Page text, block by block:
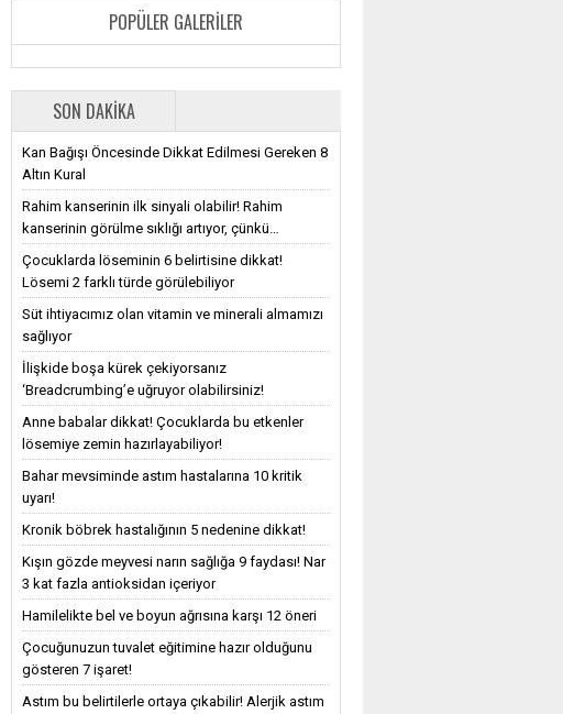
POPÜLER GALERILER
SON DAKIKA
Kan Bağışı Öncesinde Dikkat Edilmesi Gereken 8
Altın Kural
Rahim kanserinin ilk sinyali olabilir! Rahim
kanserinin görülme sıklığı artıyor, çünkü…
Çocuklarda löseminin 6 belirtisine dikkat!
Lösemi 2 farklı türde görülebiliyor
Süt ihtiyacımız olan vitamin ve minerali almamızı
sağlıyor
İlişkide boşa kürek çekiyorsanız
‘Breadcrumbing’e uğruyor olabilirsiniz!
Anne babalar dikkat! Çocuklarda bu etkenler
lösemiye zemin hazırlayabiliyor!
Bahar mevsiminde astım hastalarına 10 kritik
uyarı!
Kronik böbrek hastalığının 5 nedenine dikkat!
Kışın gözde meyvesi narın sağlığa 9 faydası! Nar
3 kat fazla antioksidan içeriyor
Hamilelikte bel ve boyun ağrısına karşı 12 öneri
Çocuğunuzun tuvalet eğitimine hazır olduğunu
gösteren 7 işaret!
Astım bu belirtilerle ortaya çıkabilir! Alerjik astım